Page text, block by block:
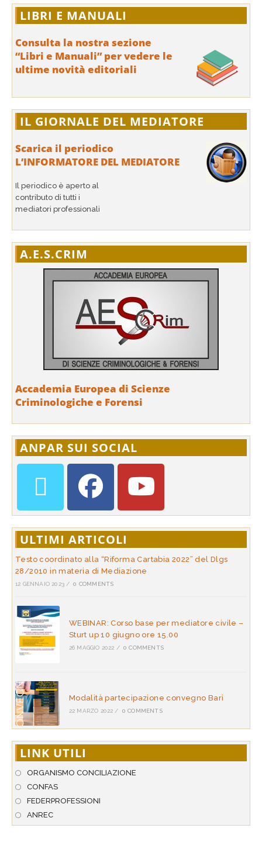
LIBRI E MANUALI
Consulta la nostra sezione
“Libri e Manuali” per vedere le
ultime novità editoriali
IL GIORNALE DEL MEDIATORE
Scarica il periodico
L’INFORMATORE DEL MEDIATORE
Il periodico è aperto al
contributo di tutti i
mediatori professionali
A.E.S.CRIM
Accademia Europea di Scienze
Criminologiche e Forensi
ANPAR SUI SOCIAL
ULTIMI ARTICOLI
Testo coordinato alla “Riforma Cartabia 2022” del Dlgs
28/2010 in materia di Mediazione
12 GENNAIO 2023 / 0 COMMENTS
WEBINAR: Corso base per mediatore civile –
Sturt up 10 giugno ore 15.00
26 MAGGIO 2022 / 0 COMMENTS
Modalità partecipazione convegno Bari
22 MARZO 2022 / 0 COMMENTS
LINK UTILI
ORGANISMO CONCILIAZIONE
CONFAS
FEDERPROFESSIONI
ANREC